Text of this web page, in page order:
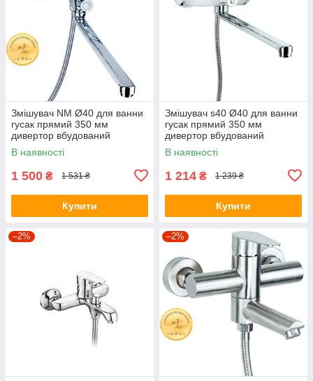
Змішувач NM Ø40 для ванни
гусак прямий 350 мм
дивертор вбудований
картриджний AQUATICA NM-
2C234C (9751220)
В наявності
1 500 ₴ 1 531 ₴
Купити
Змішувач s40 Ø40 для ванни
гусак прямий 350 мм
дивертор вбудований
картриджний TAU SL-2C243C
(9840220)
В наявності
1 214 ₴ 1 239 ₴
Купити
–2% –2%